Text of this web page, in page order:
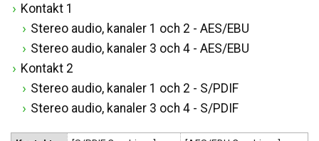
Kontakt 1
Stereo audio, kanaler 1 och 2 - AES/EBU
Stereo audio, kanaler 3 och 4 - AES/EBU
Kontakt 2
Stereo audio, kanaler 1 och 2 - S/PDIF
Stereo audio, kanaler 3 och 4 - S/PDIF